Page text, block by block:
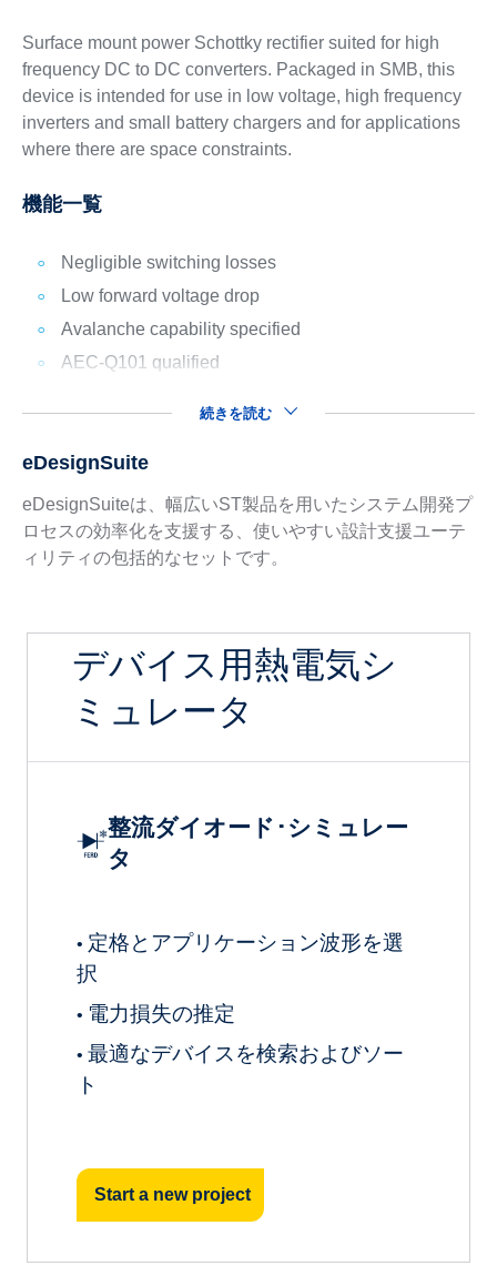
Surface mount power Schottky rectifier suited for high
frequency DC to DC converters. Packaged in SMB, this
device is intended for use in low voltage, high frequency
inverters and small battery chargers and for applications
where there are space constraints.
機能一覧
Negligible switching losses
Low forward voltage drop
Avalanche capability specified
AEC-Q101 qualified
続きを読む
eDesignSuite
eDesignSuiteは、幅広いST製品を用いたシステム開発プ
ロセスの効率化を支援する、使いやすい設計支援ユーテ
ィリティの包括的なセットです。
デバイス用熱電気シ
ミュレータ
整流ダイオード･シミュレー
タ
• 定格とアプリケーション波形を選
択
• 電力損失の推定
• 最適なデバイスを検索およびソー
ト
Start a new project